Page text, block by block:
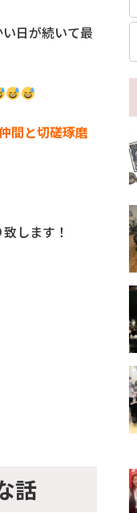
日が続いて最
間と切磋琢磨
します！
話